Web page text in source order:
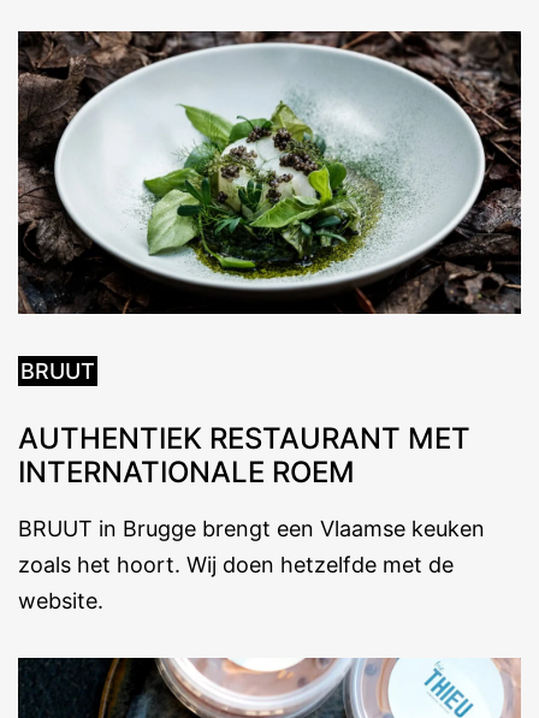
BRUUT
AUTHENTIEK RESTAURANT MET
INTERNATIONALE ROEM
BRUUT in Brugge brengt een Vlaamse keuken
zoals het hoort. Wij doen hetzelfde met de
website.